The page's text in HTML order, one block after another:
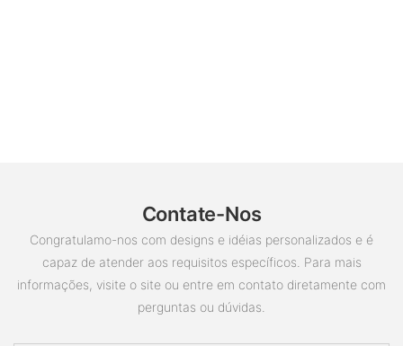
Contate-Nos
Congratulamo-nos com designs e idéias personalizados e é
capaz de atender aos requisitos específicos. Para mais
informações, visite o site ou entre em contato diretamente com
perguntas ou dúvidas.